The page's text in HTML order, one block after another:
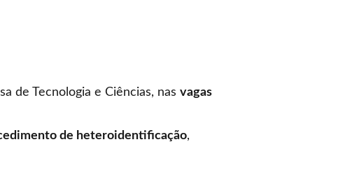
de Tecnologia e Ciências, nas vagas
de heteroidentificação,